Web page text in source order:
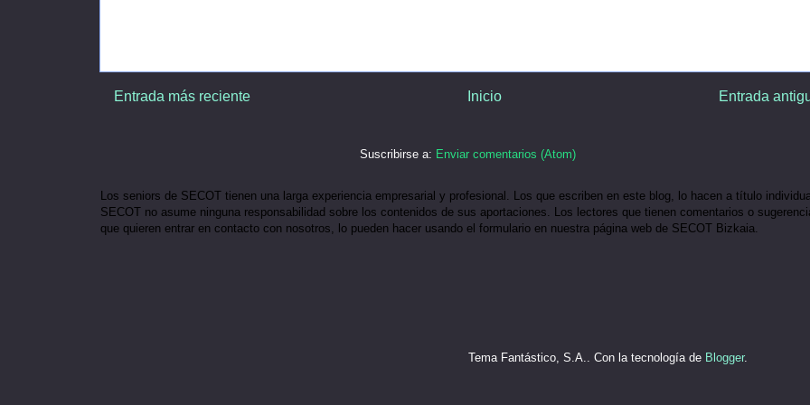
Entrada más reciente Entrada
Inicio
Suscribirse a: Enviar comentarios (Atom)
Los seniors de SECOT tienen una larga experiencia empresarial y profesional. Los que escriben en este blog, lo hacen a título
SECOT no asume ninguna responsabilidad sobre los contenidos de sus aportaciones. Los lectores que tienen comentarios o
que quieren entrar en contacto con nosotros, lo pueden hacer usando el formulario en nuestra página web de SECOT Bizkaia.
Tema Fantástico, S.A.. Con la tecnología de Blogger.